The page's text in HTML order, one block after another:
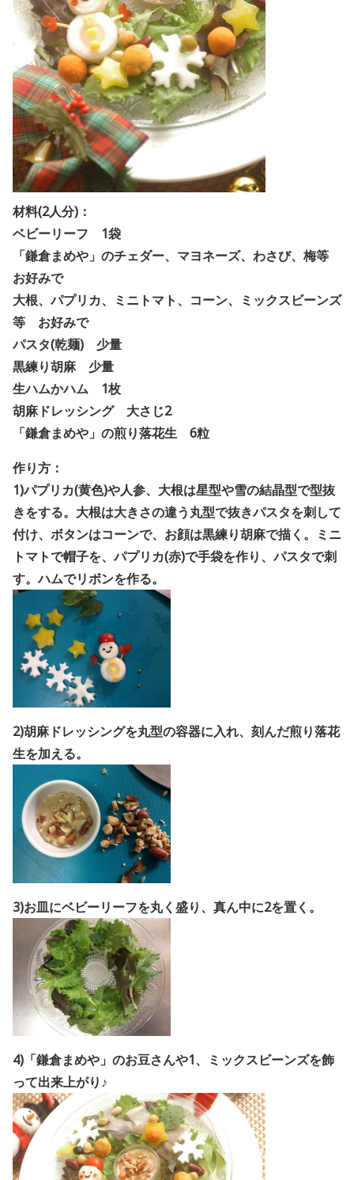
材料(2人分)：
ベビーリーフ 1袋
「鎌倉まめや」のチェダー、マヨネーズ、わさび、梅等
お好みで
大根、パプリカ、ミニトマト、コーン、ミックスビーンズ
等 お好みで
パスタ(乾麺) 少量
黒練り胡麻 少量
生ハムかハム 1枚
胡麻ドレッシング 大さじ2
「鎌倉まめや」の煎り落花生 6粒
作り方：
1)パプリカ(黄色)や人参、大根は星型や雪の結晶型で型抜
きをする。大根は大きさの違う丸型で抜きパスタを刺して
付け、ボタンはコーンで、お顔は黒練り胡麻で描く。ミニ
トマトで帽子を、パプリカ(赤)で手袋を作り、パスタで刺
す。ハムでリボンを作る。
2)胡麻ドレッシングを丸型の容器に入れ、刻んだ煎り落花
生を加える。
3)お皿にベビーリーフを丸く盛り、真ん中に2を置く。
4)「鎌倉まめや」のお豆さんや1、ミックスビーンズを飾
って出来上がり♪